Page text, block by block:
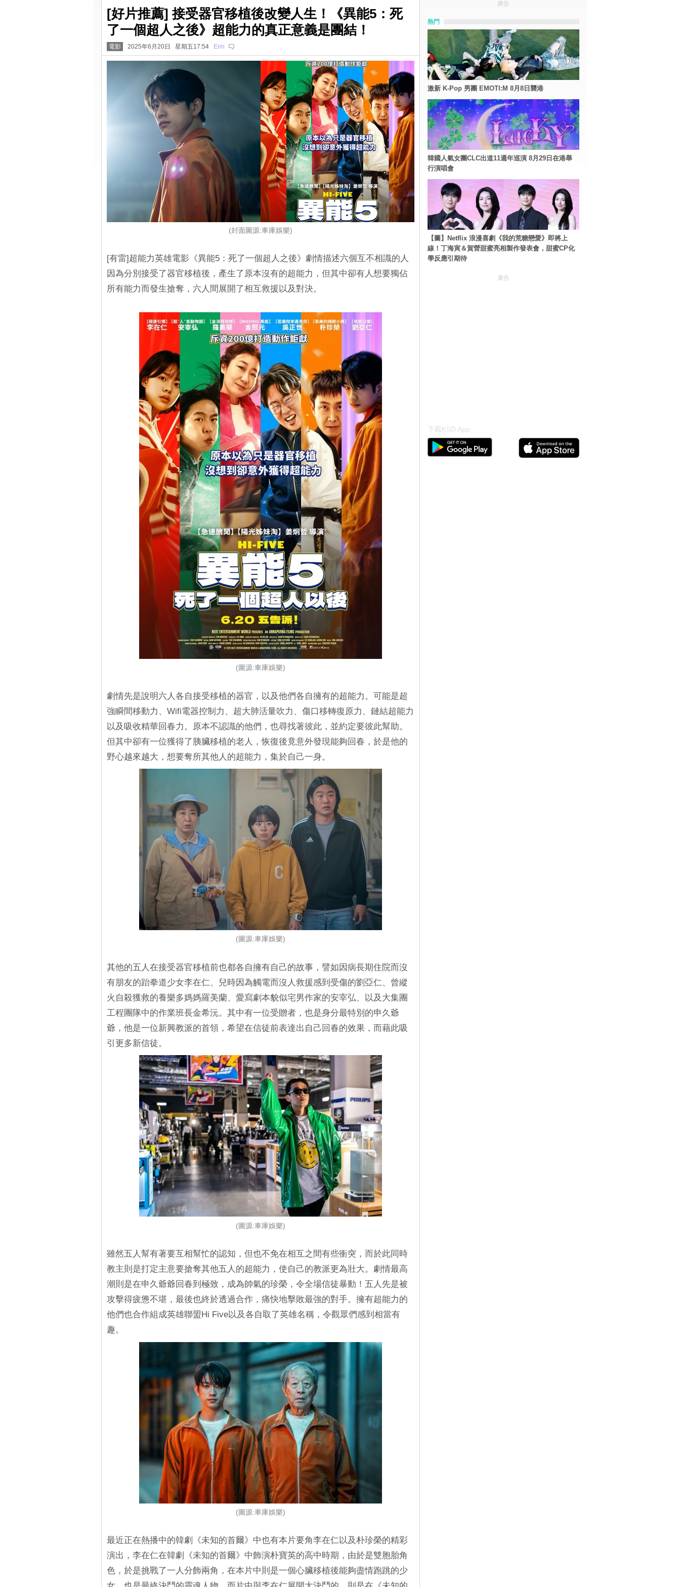
[好片推薦] 接受器官移植後改變人生！《異能5：死
了一個超人之後》超能力的真正意義是團結！
電影 2025年6月20日 星期五17:54 Erin
(封面圖源:車庫娛樂)
[有雷]超能力英雄電影《異能5：死了一個超人之後》劇情描述六個互不相識的人
因為分別接受了器官移植後，產生了原本沒有的超能力，但其中卻有人想要獨佔
所有能力而發生搶奪，六人間展開了相互救援以及對決。
(圖源:車庫娛樂)
劇情先是說明六人各自接受移植的器官，以及他們各自擁有的超能力。可能是超
強瞬間移動力、Wifi電器控制力、超大肺活量吹力、傷口移轉復原力、鏈結超能力
以及吸收精華回春力。原本不認識的他們，也尋找著彼此，並約定要彼此幫助。
但其中卻有一位獲得了胰臟移植的老人，恢復後竟意外發現能夠回春，於是他的
野心越來越大，想要奪所其他人的超能力，集於自己一身。
(圖源:車庫娛樂)
其他的五人在接受器官移植前也都各自擁有自己的故事，譬如因病長期住院而沒
有朋友的跆拳道少女李在仁、兒時因為觸電而沒人救援感到受傷的劉亞仁、曾縱
火自殺獲救的養樂多媽媽羅美蘭、愛寫劇本貌似宅男作家的安宰弘、以及大集團
工程團隊中的作業班長金希沅。其中有一位受贈者，也是身分最特別的申久爺
爺，他是一位新興教派的首領，希望在信徒前表達出自己回春的效果，而藉此吸
引更多新信徒。
(圖源:車庫娛樂)
雖然五人幫有著要互相幫忙的認知，但也不免在相互之間有些衝突，而於此同時
教主則是打定主意要搶奪其他五人的超能力，使自己的教派更為壯大。劇情最高
潮則是在申久爺爺回春到極致，成為帥氣的珍榮，令全場信徒暴動！五人先是被
攻擊得疲憊不堪，最後也終於透過合作，痛快地擊敗最強的對手。擁有超能力的
他們也合作組成英雄聯盟Hi Five以及各自取了英雄名稱，令觀眾們感到相當有
趣。
(圖源:車庫娛樂)
最近正在熱播中的韓劇《未知的首爾》中也有本片要角李在仁以及朴珍榮的精彩
演出，李在仁在韓劇《未知的首爾》中飾演朴寶英的高中時期，由於是雙胞胎角
色，於是挑戰了一人分飾兩角，在本片中則是一個心臟移植後能夠盡情跑跳的少
廣告
熱門
激新 K-Pop 男團 EMOTI:M 8月8日襲港
韓國人氣女團CLC出道11週年巡演 8月29日在港舉
行演唱會
【圖】Netflix 浪漫喜劇《我的荒糖戀愛》即將上
線！丁海寅＆賀營甜蜜亮相製作發表會，甜蜜CP化
學反應引期待
廣告
下載KSD App